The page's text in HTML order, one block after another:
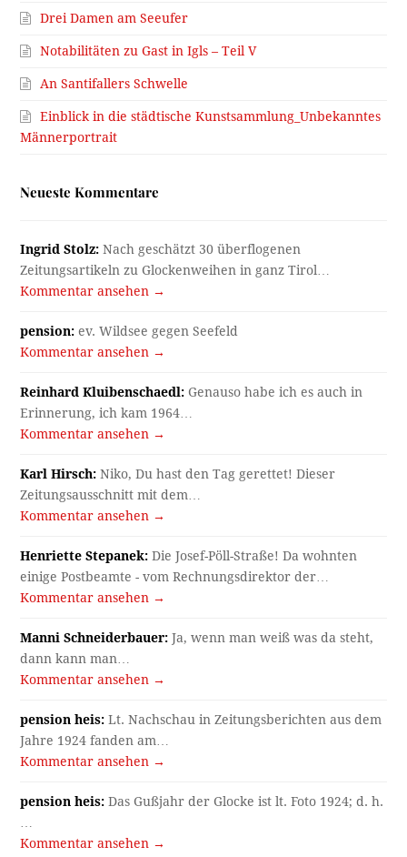
Drei Damen am Seeufer
Notabilitäten zu Gast in Igls – Teil V
An Santifallers Schwelle
Einblick in die städtische Kunstsammlung_Unbekanntes
Männerportrait
Neueste Kommentare
Ingrid Stolz: Nach geschätzt 30 überflogenen
Zeitungsartikeln zu Glockenweihen in ganz Tirol…
Kommentar ansehen →
pension: ev. Wildsee gegen Seefeld
Kommentar ansehen →
Reinhard Kluibenschaedl: Genauso habe ich es auch in
Erinnerung, ich kam 1964…
Kommentar ansehen →
Karl Hirsch: Niko, Du hast den Tag gerettet! Dieser
Zeitungsausschnitt mit dem…
Kommentar ansehen →
Henriette Stepanek: Die Josef-Pöll-Straße! Da wohnten
einige Postbeamte - vom Rechnungsdirektor der…
Kommentar ansehen →
Manni Schneiderbauer: Ja, wenn man weiß was da steht,
dann kann man…
Kommentar ansehen →
pension heis: Lt. Nachschau in Zeitungsberichten aus dem
Jahre 1924 fanden am…
Kommentar ansehen →
pension heis: Das Gußjahr der Glocke ist lt. Foto 1924; d. h.
…
Kommentar ansehen →